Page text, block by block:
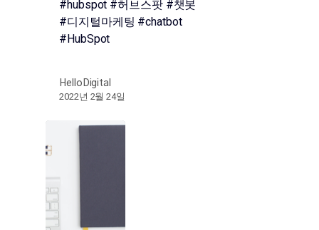
#hubspot #허브스팟 #챗봇
#디지털마케팅 #chatbot
#HubSpot
HelloDigital
2022년 2월 24일